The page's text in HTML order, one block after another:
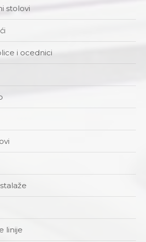
stolovi
i ocednici
linije